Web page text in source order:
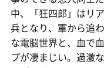
中、「狂四郎」はリ
兵となり、軍から追
な電脳世界と、血で
プが凄まじい。過激